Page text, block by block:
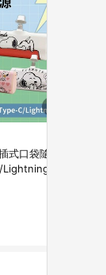
式口袋隨身
60